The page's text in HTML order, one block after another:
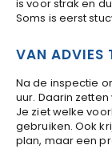
is voor strak en
Soms is eerst
VAN ADVIES
Na de inspectie
uur. Daarin
Je ziet welke
gebruiken. Ook
plan, maar een